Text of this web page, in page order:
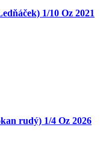
1/10 Oz 2021
rudý) 1/4 Oz 2026